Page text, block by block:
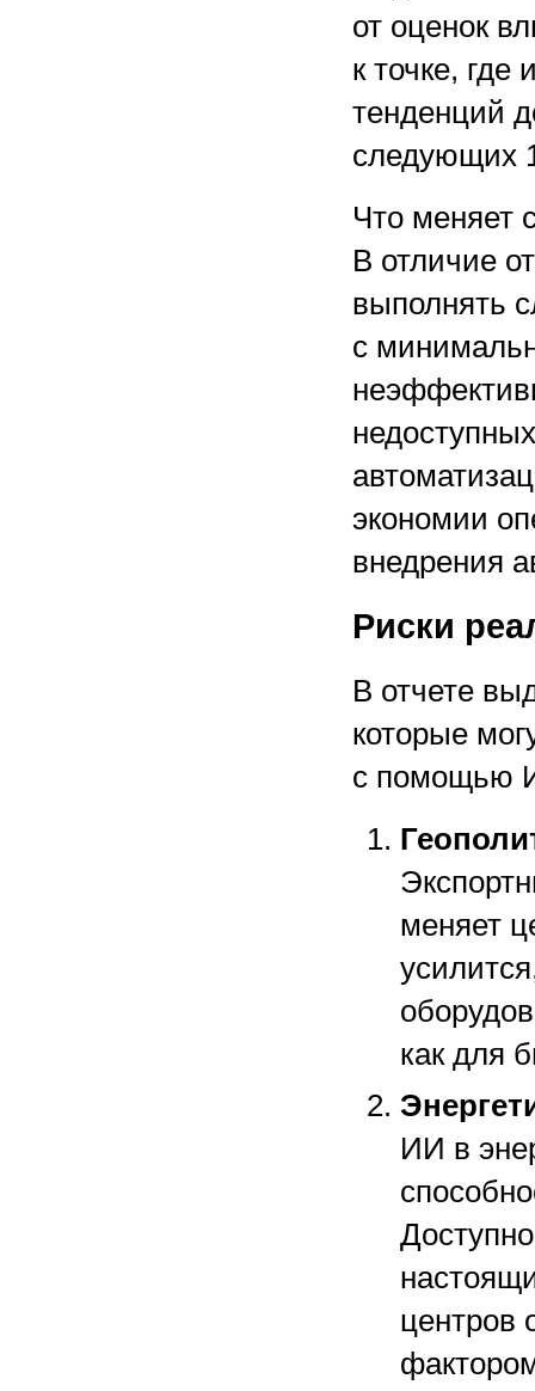
от оценок
к точке, где
тенденций
следующих
Что меняет
В отличие
выполнять
с
экономии
внедрения
Риски
В отчете
которые
с помощью
меняет
как для
ИИ в
центров